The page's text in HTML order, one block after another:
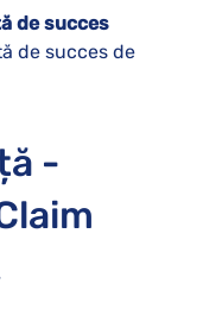
de succes
de succes de
-